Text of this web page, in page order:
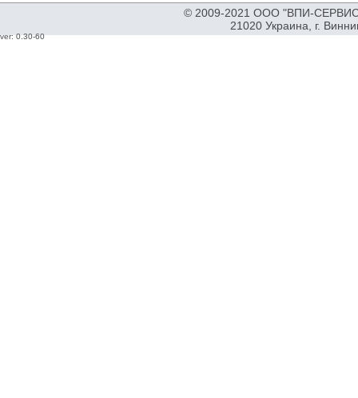
© 2009-2021 ООО "ВПИ-
21020 Украина, г.
ver: 0.30-60